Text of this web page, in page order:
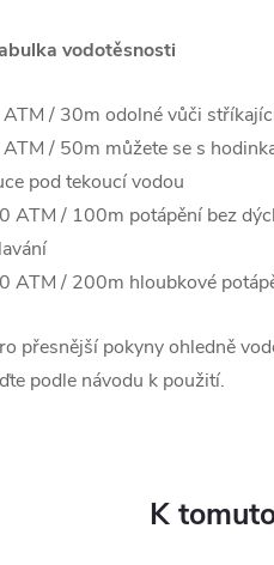
vodotěsnosti
/ 30m odolné vůči
/ 50m můžete se s
pod tekoucí vodou
ATM / 100m potápění bez
ATM / 200m hloubkové
přesnější pokyny ohledně
podle návodu k použití.
K